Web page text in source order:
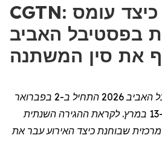
CGTN: יותר ממסע: כיצד עומס
בפסטיבל האביב
את סין המשתנה
2026 ה
תחיל ב-2 בפברואר
ויימשך 40 יום, ויסתיים ב-13 במרץ. לקראת ההגירה השנתית
שבוחנת כיצד האירוע עבר את